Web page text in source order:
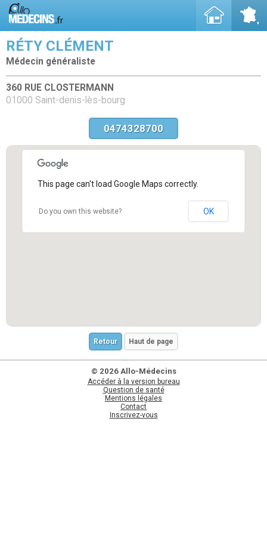
RÉTY CLÉMENT
Médecin généraliste
360 RUE CLOSTERMANN
01000 Saint-denis-lès-bourg
0474328700
This page can't load Google Maps correctly.
Do you own this website? OK
Retour Haut de page
© 2026 Allo-Médecins
Accéder à la version bureau
Question de santé
Mentions légales
Contact
Inscrivez-vous